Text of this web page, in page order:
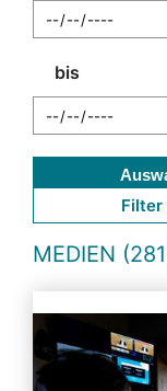
bis
Filter
MEDIEN